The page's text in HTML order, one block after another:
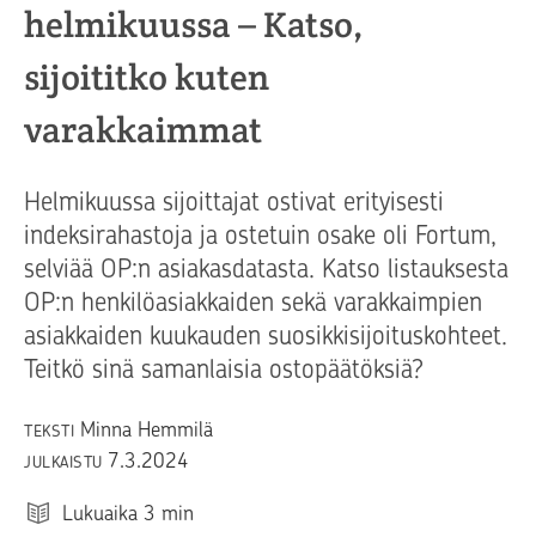
helmikuussa – Katso,
sijoititko kuten
varakkaimmat
Helmikuussa sijoittajat ostivat erityisesti
indeksirahastoja ja ostetuin osake oli Fortum,
selviää OP:n asiakasdatasta. Katso listauksesta
OP:n henkilöasiakkaiden sekä varakkaimpien
asiakkaiden kuukauden suosikkisijoituskohteet.
Teitkö sinä samanlaisia ostopäätöksiä?
TEKSTI Minna Hemmilä
JULKAISTU 7.3.2024
Lukuaika 3 min